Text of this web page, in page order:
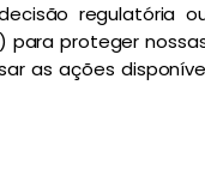
regulatória
proteger
as ações